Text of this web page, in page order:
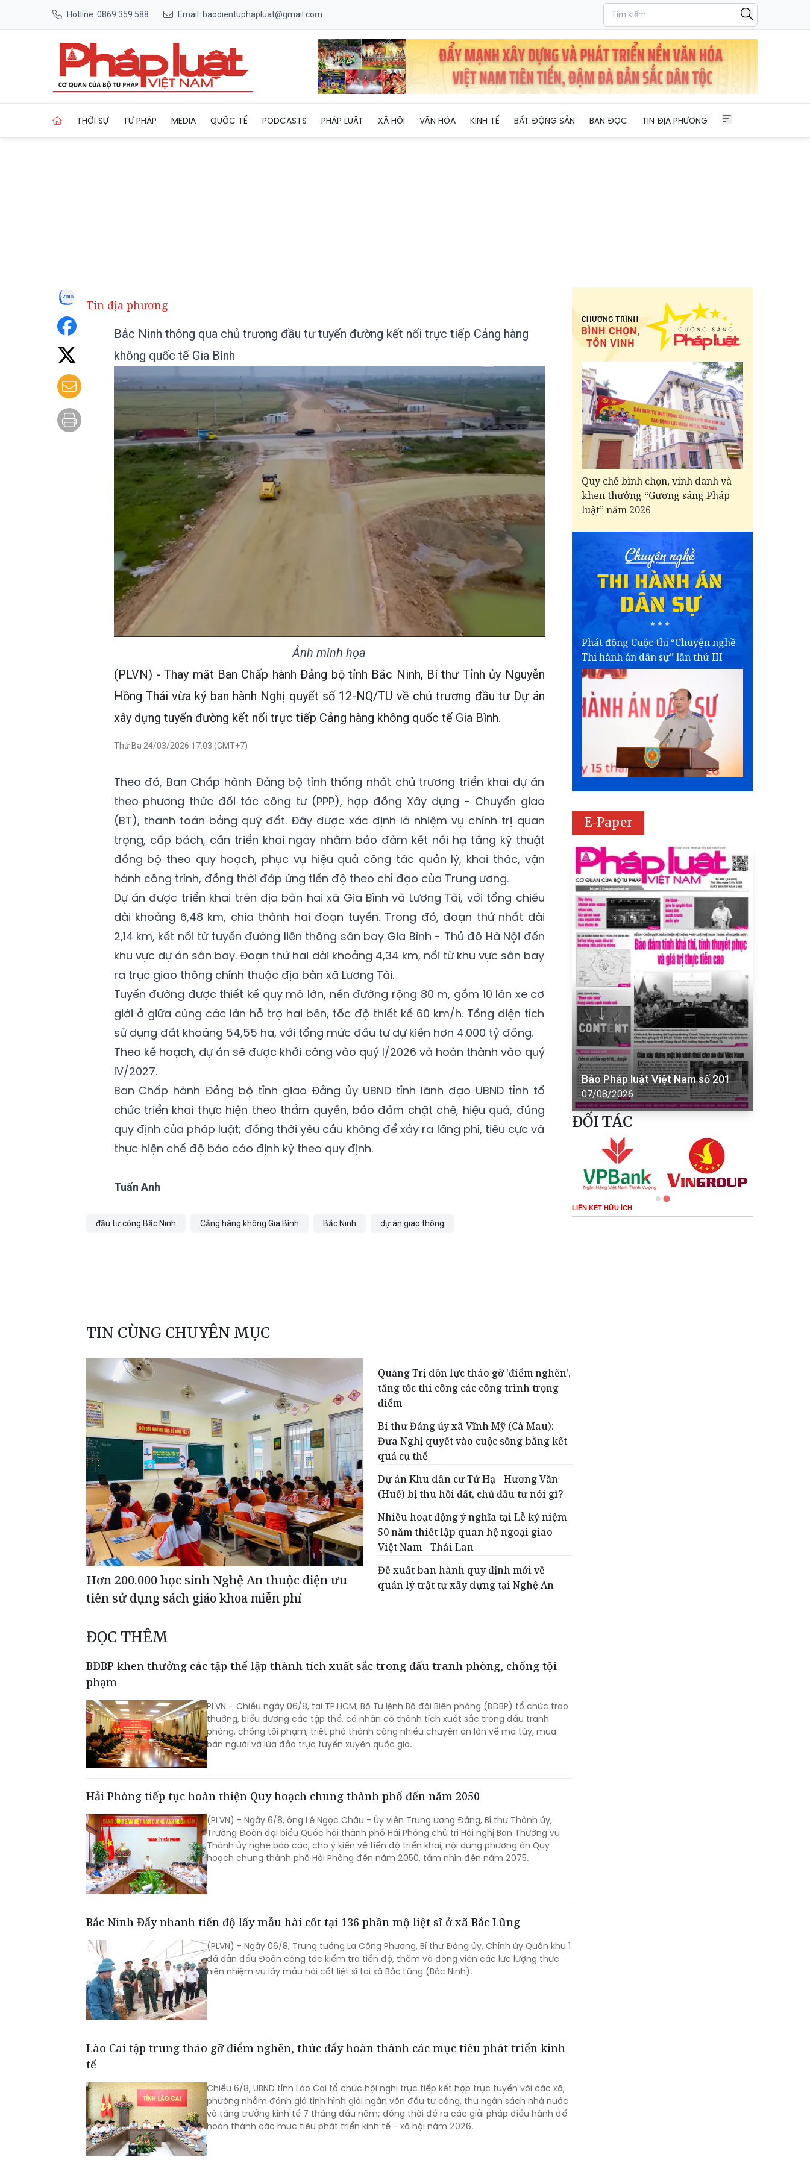
Hotline: 0869 359 588 Email: baodientuphapluat@gmail.com
THỜI SỰ TƯ PHÁP MEDIA QUỐC TẾ PODCASTS PHÁP LUẬT XÃ HỘI VĂN HÓA KINH TẾ BẤT ĐỘNG SẢN BẠN ĐỌC TIN ĐỊA PHƯƠNG
Tin địa phương
Bắc Ninh thông qua chủ trương đầu tư tuyến đường kết nối trực tiếp Cảng hàng
không quốc tế Gia Bình
Ảnh minh họa
(PLVN) - Thay mặt Ban Chấp hành Đảng bộ tỉnh Bắc Ninh, Bí thư Tỉnh ủy Nguyễn
Hồng Thái vừa ký ban hành Nghị quyết số 12-NQ/TU về chủ trương đầu tư Dự án
xây dựng tuyến đường kết nối trực tiếp Cảng hàng không quốc tế Gia Bình.
Thứ Ba 24/03/2026 17:03 (GMT+7)
Theo đó, Ban Chấp hành Đảng bộ tỉnh thống nhất chủ trương triển khai dự án
theo phương thức đối tác công tư (PPP), hợp đồng Xây dựng - Chuyển giao
(BT), thanh toán bằng quỹ đất. Đây được xác định là nhiệm vụ chính trị quan
trọng, cấp bách, cần triển khai ngay nhằm bảo đảm kết nối hạ tầng kỹ thuật
đồng bộ theo quy hoạch, phục vụ hiệu quả công tác quản lý, khai thác, vận
hành công trình, đồng thời đáp ứng tiến độ theo chỉ đạo của Trung ương.
Dự án được triển khai trên địa bàn hai xã Gia Bình và Lương Tài, với tổng chiều
dài khoảng 6,48 km, chia thành hai đoạn tuyến. Trong đó, đoạn thứ nhất dài
2,14 km, kết nối từ tuyến đường liên thông sân bay Gia Bình - Thủ đô Hà Nội đến
khu vực dự án sân bay. Đoạn thứ hai dài khoảng 4,34 km, nối từ khu vực sân bay
ra trục giao thông chính thuộc địa bàn xã Lương Tài.
Tuyến đường được thiết kế quy mô lớn, nền đường rộng 80 m, gồm 10 làn xe cơ
giới ở giữa cùng các làn hỗ trợ hai bên, tốc độ thiết kế 60 km/h. Tổng diện tích
sử dụng đất khoảng 54,55 ha, với tổng mức đầu tư dự kiến hơn 4.000 tỷ đồng.
Theo kế hoạch, dự án sẽ được khởi công vào quý I/2026 và hoàn thành vào quý
IV/2027.
Ban Chấp hành Đảng bộ tỉnh giao Đảng ủy UBND tỉnh lãnh đạo UBND tỉnh tổ
chức triển khai thực hiện theo thẩm quyền, bảo đảm chặt chẽ, hiệu quả, đúng
quy định của pháp luật; đồng thời yêu cầu không để xảy ra lãng phí, tiêu cực và
thực hiện chế độ báo cáo định kỳ theo quy định.
Tuấn Anh
đầu tư công Bắc Ninh Cảng hàng không Gia Bình Bắc Ninh dự án giao thông
TIN CÙNG CHUYÊN MỤC
Hơn 200.000 học sinh Nghệ An thuộc diện ưu
tiên sử dụng sách giáo khoa miễn phí
Quảng Trị dồn lực tháo gỡ 'điểm nghẽn',
tăng tốc thi công các công trình trọng
điểm
Bí thư Đảng ủy xã Vĩnh Mỹ (Cà Mau):
Đưa Nghị quyết vào cuộc sống bằng kết
quả cụ thể
Dự án Khu dân cư Tứ Hạ - Hương Văn
(Huế) bị thu hồi đất, chủ đầu tư nói gì?
Nhiều hoạt động ý nghĩa tại Lễ kỷ niệm
50 năm thiết lập quan hệ ngoại giao
Việt Nam - Thái Lan
Đề xuất ban hành quy định mới về
quản lý trật tự xây dựng tại Nghệ An
ĐỌC THÊM
BĐBP khen thưởng các tập thể lập thành tích xuất sắc trong đấu tranh phòng, chống tội
phạm
PLVN – Chiều ngày 06/8, tại TP.HCM, Bộ Tư lệnh Bộ đội Biên phòng (BĐBP) tổ chức trao
thưởng, biểu dương các tập thể, cá nhân có thành tích xuất sắc trong đấu tranh
phòng, chống tội phạm, triệt phá thành công nhiều chuyên án lớn về ma túy, mua
bán người và lừa đảo trực tuyến xuyên quốc gia.
Hải Phòng tiếp tục hoàn thiện Quy hoạch chung thành phố đến năm 2050
(PLVN) - Ngày 6/8, ông Lê Ngọc Châu - Ủy viên Trung ương Đảng, Bí thư Thành ủy,
Trưởng Đoàn đại biểu Quốc hội thành phố Hải Phòng chủ trì Hội nghị Ban Thường vụ
Thành ủy nghe báo cáo, cho ý kiến về tiến độ triển khai, nội dung phương án Quy
hoạch chung thành phố Hải Phòng đến năm 2050, tầm nhìn đến năm 2075.
Bắc Ninh Đẩy nhanh tiến độ lấy mẫu hài cốt tại 136 phần mộ liệt sĩ ở xã Bắc Lũng
(PLVN) - Ngày 06/8, Trung tướng La Công Phương, Bí thư Đảng ủy, Chính ủy Quân khu 1
đã dẫn đầu Đoàn công tác kiểm tra tiến độ, thăm và động viên các lực lượng thực
hiện nhiệm vụ lấy mẫu hài cốt liệt sĩ tại xã Bắc Lũng (Bắc Ninh).
Lào Cai tập trung tháo gỡ điểm nghẽn, thúc đẩy hoàn thành các mục tiêu phát triển kinh
tế
Chiều 6/8, UBND tỉnh Lào Cai tổ chức hội nghị trực tiếp kết hợp trực tuyến với các xã,
phường nhằm đánh giá tình hình giải ngân vốn đầu tư công, thu ngân sách nhà nước
và tăng trưởng kinh tế 7 tháng đầu năm; đồng thời đề ra các giải pháp điều hành để
hoàn thành các mục tiêu phát triển kinh tế - xã hội năm 2026.
Quy chế bình chọn, vinh danh và
khen thưởng “Gương sáng Pháp
luật” năm 2026
Phát động Cuộc thi “Chuyện nghề
Thi hành án dân sự” lần thứ III
E-Paper
Báo Pháp luật Việt Nam số 201
07/08/2026
ĐỐI TÁC
LIÊN KẾT HỮU ÍCH